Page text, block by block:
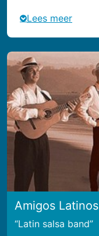
Lees meer
Amigos Latinos
Latin salsa band